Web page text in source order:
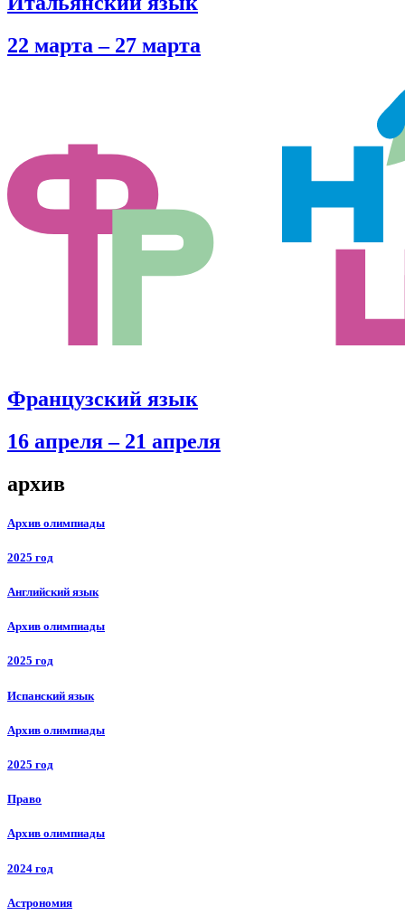
22 марта – 27 марта
Французский язык
16 апреля – 21 апреля
архив
Архив олимпиады
2025 год
Английский язык
Архив олимпиады
2025 год
Испанский язык
Архив олимпиады
2025 год
Право
Архив олимпиады
2024 год
Астрономия